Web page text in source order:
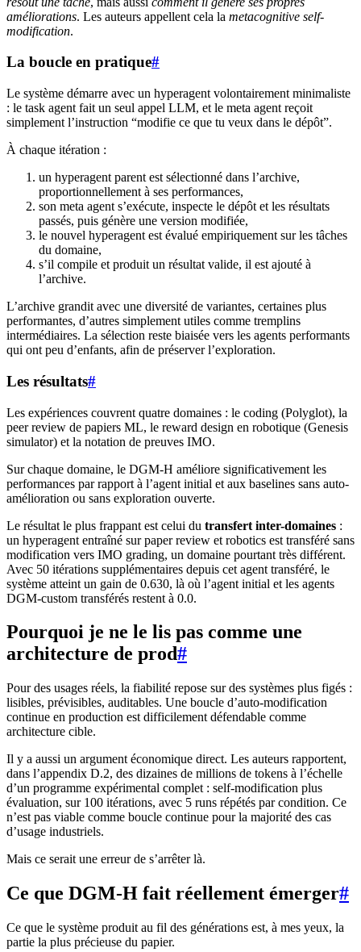
améliorations. Les auteurs appellent cela la metacognitive self-
modification.
La boucle en pratique#
Le système démarre avec un hyperagent volontairement minimaliste
: le task agent fait un seul appel LLM, et le meta agent reçoit
simplement l’instruction “modifie ce que tu veux dans le dépôt”.
À chaque itération :
un hyperagent parent est sélectionné dans l’archive,
proportionnellement à ses performances,
son meta agent s’exécute, inspecte le dépôt et les résultats
passés, puis génère une version modifiée,
le nouvel hyperagent est évalué empiriquement sur les tâches
du domaine,
s’il compile et produit un résultat valide, il est ajouté à
l’archive.
L’archive grandit avec une diversité de variantes, certaines plus
performantes, d’autres simplement utiles comme tremplins
intermédiaires. La sélection reste biaisée vers les agents performants
qui ont peu d’enfants, afin de préserver l’exploration.
Les résultats#
Les expériences couvrent quatre domaines : le coding (Polyglot), la
peer review de papiers ML, le reward design en robotique (Genesis
simulator) et la notation de preuves IMO.
Sur chaque domaine, le DGM-H améliore significativement les
performances par rapport à l’agent initial et aux baselines sans auto-
amélioration ou sans exploration ouverte.
Le résultat le plus frappant est celui du transfert inter-domaines :
un hyperagent entraîné sur paper review et robotics est transféré sans
modification vers IMO grading, un domaine pourtant très différent.
Avec 50 itérations supplémentaires depuis cet agent transféré, le
système atteint un gain de 0.630, là où l’agent initial et les agents
DGM-custom transférés restent à 0.0.
Pourquoi je ne le lis pas comme une
architecture de prod#
Pour des usages réels, la fiabilité repose sur des systèmes plus figés :
lisibles, prévisibles, auditables. Une boucle d’auto-modification
continue en production est difficilement défendable comme
architecture cible.
Il y a aussi un argument économique direct. Les auteurs rapportent,
dans l’appendix D.2, des dizaines de millions de tokens à l’échelle
d’un programme expérimental complet : self-modification plus
évaluation, sur 100 itérations, avec 5 runs répétés par condition. Ce
n’est pas viable comme boucle continue pour la majorité des cas
d’usage industriels.
Mais ce serait une erreur de s’arrêter là.
Ce que DGM-H fait réellement émerger#
Ce que le système produit au fil des générations est, à mes yeux, la
partie la plus précieuse du papier.